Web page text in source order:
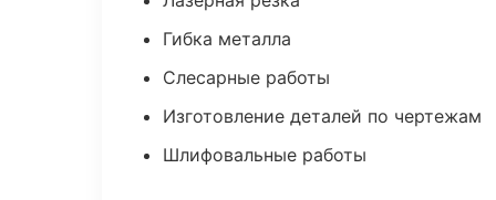
Гибка металла
Слесарные работы
Изготовление деталей по чертежам
Шлифовальные работы